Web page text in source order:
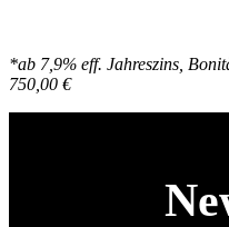
*ab 7,9% eff. Jahreszins,
750,00 €